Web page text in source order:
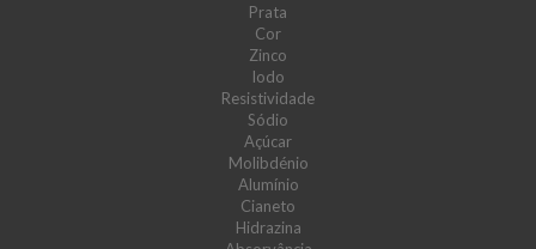
Prata
Cor
Zinco
Iodo
Resistividade
Sódio
Açúcar
Molibdénio
Alumínio
Cianeto
Hidrazina